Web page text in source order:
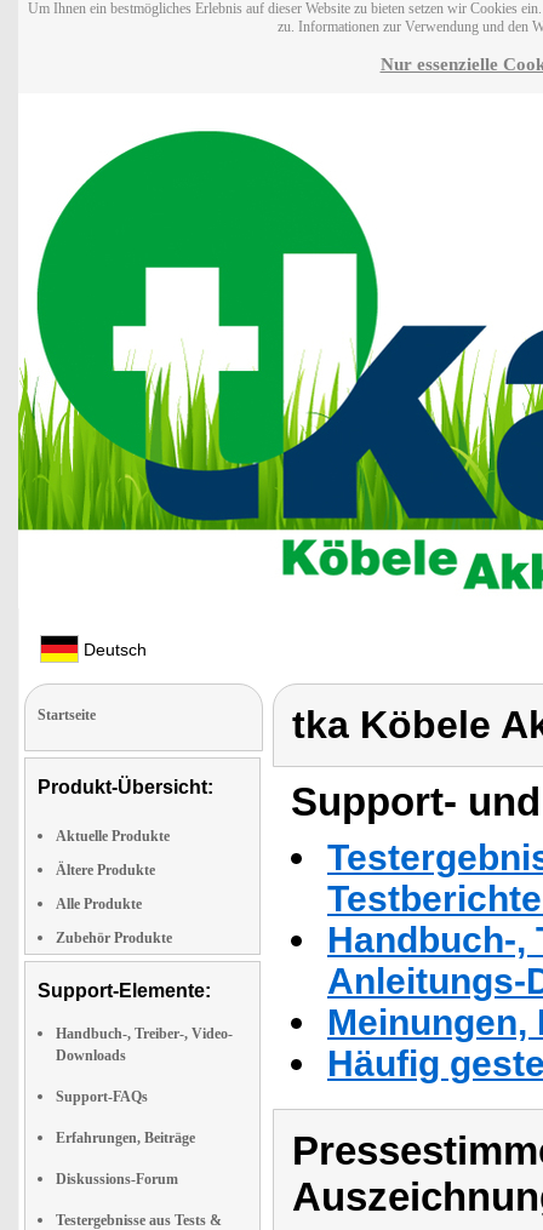
Um Ihnen ein bestmögliches Erlebnis auf dieser Website zu bieten setzen wir Cookies
zu. Informationen zur Verwendung und den
Nur essenzielle
Deutsch
Startseite
Produkt-Übersicht:
Aktuelle Produkte
Ältere Produkte
Alle Produkte
Zubehör Produkte
Support-Elemente:
Handbuch-, Treiber-, Video-
Downloads
Support-FAQs
Erfahrungen, Beiträge
Diskussions-Forum
Testergebnisse aus Tests &
tka Köbele
Support-
Handbuch-,
Anleitungs-
Häufig